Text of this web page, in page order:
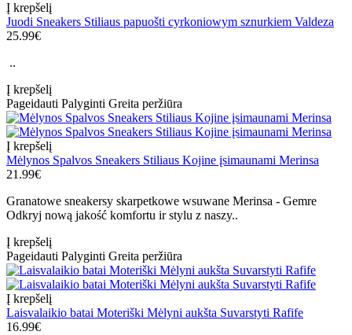
Į krepšelį
Juodi Sneakers Stiliaus papuošti cyrkoniowym sznurkiem Valdeza
25.99€
..
Į krepšelį
Pageidauti Palyginti Greita peržiūra
Į krepšelį
Mėlynos Spalvos Sneakers Stiliaus Kojine įsimaunami Merinsa
21.99€
Granatowe sneakersy skarpetkowe wsuwane Merinsa - Gemre
Odkryj nową jakość komfortu ir stylu z naszy..
Į krepšelį
Pageidauti Palyginti Greita peržiūra
Į krepšelį
Laisvalaikio batai Moteriški Mėlyni aukšta Suvarstyti Rafife
16.99€